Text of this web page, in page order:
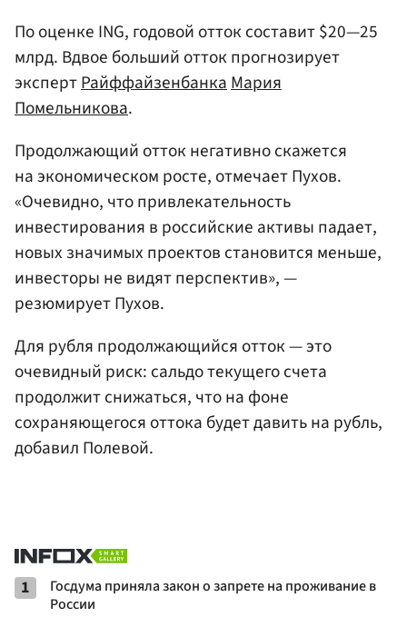
По оценке ING, годовой отток составит $20—25
млрд. Вдвое больший отток прогнозирует
экспертРайффайзенбанкаМария
Помельникова.
Продолжающий отток негативно скажется
на экономическом росте, отмечает Пухов.
«Очевидно, что привлекательность
инвестирования в российские активы падает,
новых значимых проектов становится меньше,
инвесторы не видят перспектив», —
резюмирует Пухов.
Для рубля продолжающийся отток — это
очевидный риск: сальдо текущего счета
продолжит снижаться, что на фоне
сохраняющегося оттока будет давить на рубль,
добавил Полевой.
1
Госдума приняла закон о запрете на проживание в
России